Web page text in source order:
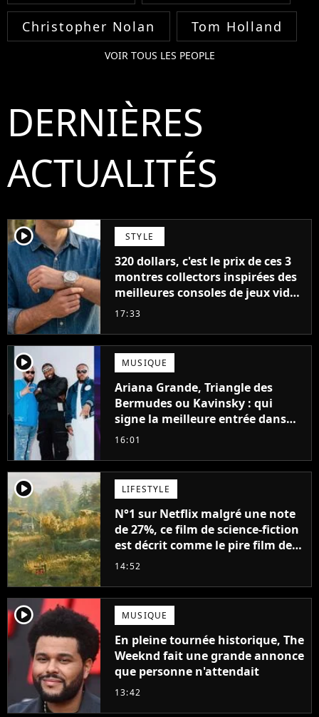
Christopher Nolan Tom Holland
VOIR TOUS LES PEOPLE
DERNIÈRES
ACTUALITÉS
player2 STYLE
320 dollars, c'est le prix de ces 3
montres collectors inspirées des
meilleures consoles de jeux vidéo
des années 90
17:33
player2 MUSIQUE
Ariana Grande, Triangle des
Bermudes ou Kavinsky : qui
signe la meilleure entrée dans
les charts français cette semaine
16:01
player2 LIFESTYLE
N°1 sur Netflix malgré une note
de 27%, ce film de science-fiction
est décrit comme le pire film de
l'été 2026
14:52
player2 MUSIQUE
En pleine tournée historique, The
Weeknd fait une grande annonce
que personne n'attendait
13:42